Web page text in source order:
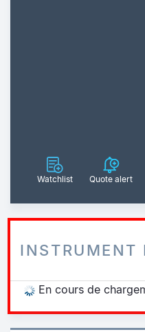
Watchlist Quote alert
INSTRUMENT
En cours de